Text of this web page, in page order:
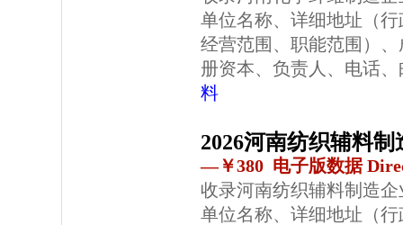
单位名称、详细地址（
经营范围、职能范围）
册资本、负责人、电话
料
2026河南纺织辅料
—￥380 电子版数据
收录河南纺织辅料制造
单位名称、详细地址（